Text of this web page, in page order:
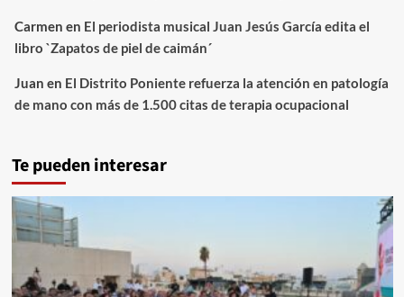
Carmen en El periodista musical Juan Jesús García edita el
libro `Zapatos de piel de caimán´
Juan en El Distrito Poniente refuerza la atención en patología
de mano con más de 1.500 citas de terapia ocupacional
Te pueden interesar